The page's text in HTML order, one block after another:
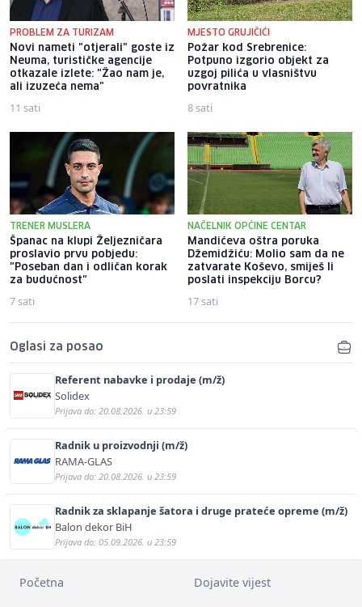
PROBLEM ZA TURIZAM
Novi nameti "otjerali" goste iz
Neuma, turističke agencije
otkazale izlete: "Žao nam je,
ali izuzeća nema"
11 sati
MJESTO GRUJIČIĆI
Požar kod Srebrenice:
Potpuno izgorio objekt za
uzgoj pilića u vlasništvu
povratnika
8 sati
TRENER MUSLERA
Španac na klupi Željezničara
proslavio prvu pobjedu:
"Poseban dan i odličan korak
za budućnost"
7 sati
NAČELNIK OPĆINE CENTAR
Mandićeva oštra poruka
Džemidžiću: Molio sam da ne
zatvarate Koševo, smiješ li
poslati inspekciju Borcu?
17 sati
Oglasi za posao
Referent nabavke i prodaje (m/ž)
Solidex
Prijava do: 20.08.2026. u 23:59
Radnik u proizvodnji (m/ž)
RAMA-GLAS
Prijava do: 20.08.2026. u 23:59
Radnik za sklapanje šatora i druge prateće opreme (m/ž)
Balon dekor BiH
Prijava do: 05.09.2026. u 23:59
Početna Dojavite vijest